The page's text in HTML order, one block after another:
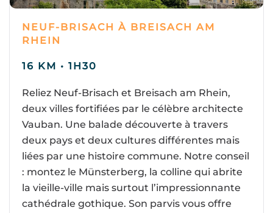
NEUF-BRISACH À BREISACH AM
RHEIN
16 KM • 1H30
Reliez Neuf-Brisach et Breisach am Rhein,
deux villes fortifiées par le célèbre architecte
Vauban. Une balade découverte à travers
deux pays et deux cultures différentes mais
liées par une histoire commune. Notre conseil
: montez le Münsterberg, la colline qui abrite
la vieille-ville mais surtout l’impressionnante
cathédrale gothique. Son parvis vous offre